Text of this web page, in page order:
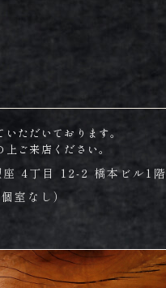
ただいております。
ご来店ください。
4丁目 12-2 橋本ビル1階
室なし）